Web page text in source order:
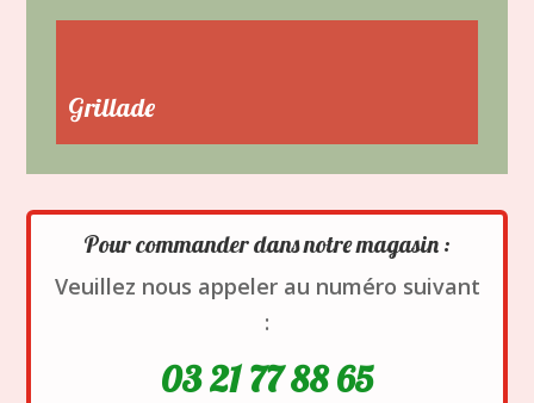
Grillade
Pour commander dans notre magasin :
Veuillez nous appeler au numéro suivant
:
03 21 77 88 65